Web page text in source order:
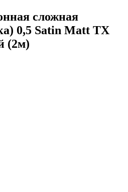
сложная
0,5 Satin Matt TX
(2м)